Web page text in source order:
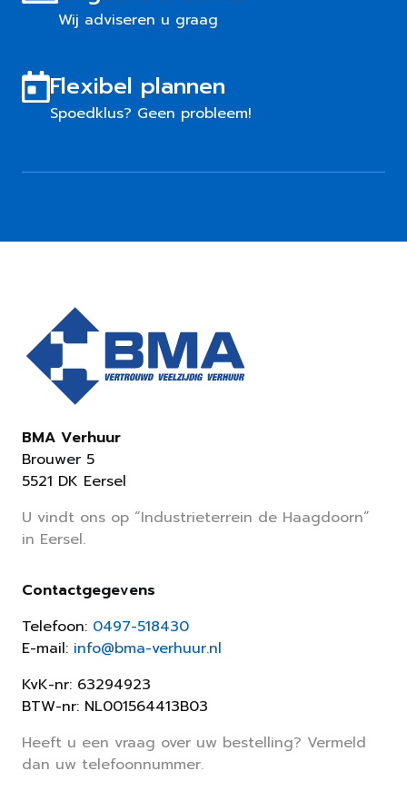
Wij adviseren u graag
Flexibel plannen
Spoedklus? Geen probleem!
BMA Verhuur
Brouwer 5
5521 DK Eersel
U vindt ons op “Industrieterrein de Haagdoorn”
in Eersel.
Contactgegevens
Telefoon: 0497-518430
E-mail: info@bma-verhuur.nl
KvK-nr: 63294923
BTW-nr: NL001564413B03
Heeft u een vraag over uw bestelling? Vermeld
dan uw telefoonnummer.